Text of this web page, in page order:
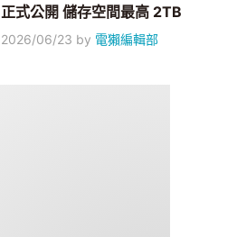
正式公開 儲存空間最高 2TB
2026/06/23 by 電獺編輯部